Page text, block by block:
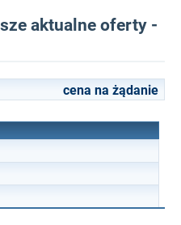
aktualne oferty -
cena na żądanie